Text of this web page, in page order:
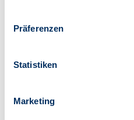
Präferenzen
Statistiken
Marketing
eine Sprache der Empathie
Umgang mit den
Gesundheit, Soziales und
Ansprechpartner: